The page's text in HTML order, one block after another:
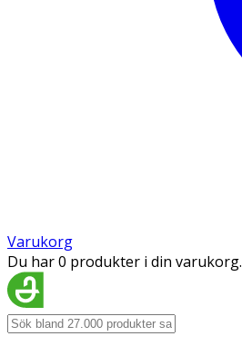
Varukorg
Du har 0 produkter i din varukorg.